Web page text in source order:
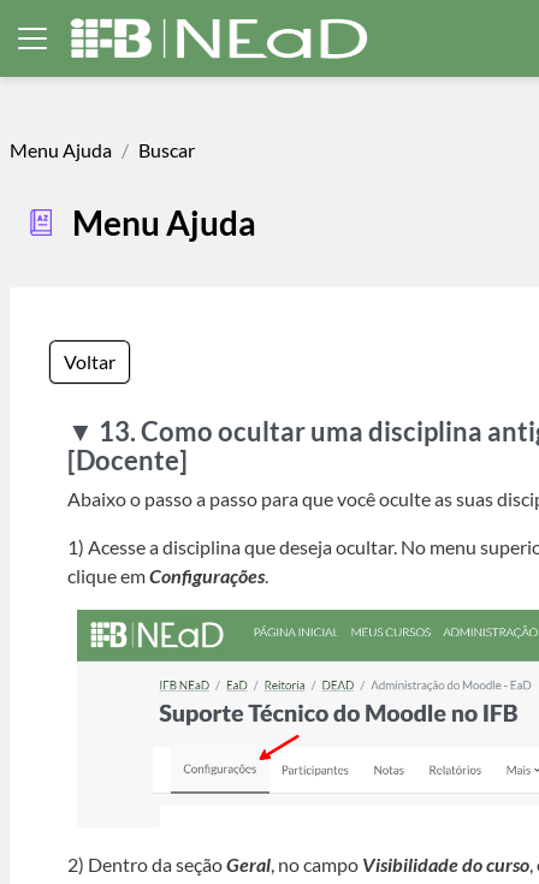
Ir para o conteúdo principal
Painel lateral
Menu Ajuda Buscar
Menu Ajuda
Voltar
▼ 13. Como ocultar uma disciplina
[Docente]
Abaixo o passo a passo para que você oculte as suas
1) Acesse a disciplina que deseja ocultar. No menu
clique emConfigurações.
2) Dentro da seçãoGeral, no campo Visibilidade do curso,